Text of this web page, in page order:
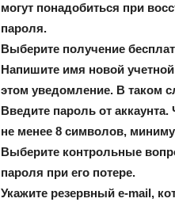
могут понадобиться при
пароля.
Выберите получение
Напишите имя новой
этом уведомление. В таком
Введите пароль от
не менее 8 символов,
Выберите контрольные
пароля при его потере.
Укажите резервный e-mail,